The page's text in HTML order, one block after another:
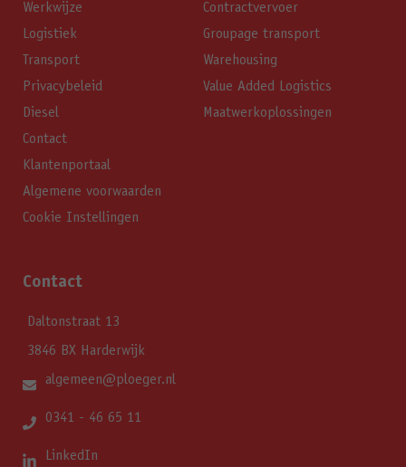
Werkwijze
Logistiek
Transport
Privacybeleid
Diesel
Contact
Klantenportaal
Algemene voorwaarden
Cookie Instellingen
Contractvervoer
Groupage transport
Warehousing
Value Added Logistics
Maatwerkoplossingen
Contact
Daltonstraat 13
3846 BX Harderwijk
algemeen@ploeger.nl
0341 - 46 65 11
LinkedIn